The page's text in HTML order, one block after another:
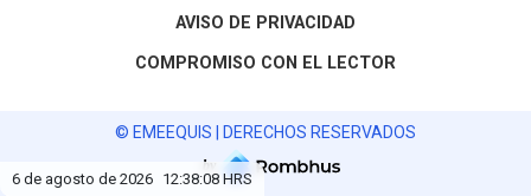
6 de agosto de 2026 12:38:09 HRS
AVISO DE PRIVACIDAD
COMPROMISO CON EL LECTOR
© EMEEQUIS | DERECHOS RESERVADOS
by